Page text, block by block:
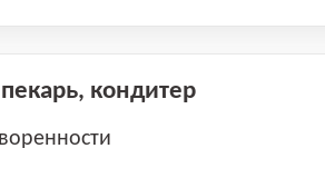
кондитер